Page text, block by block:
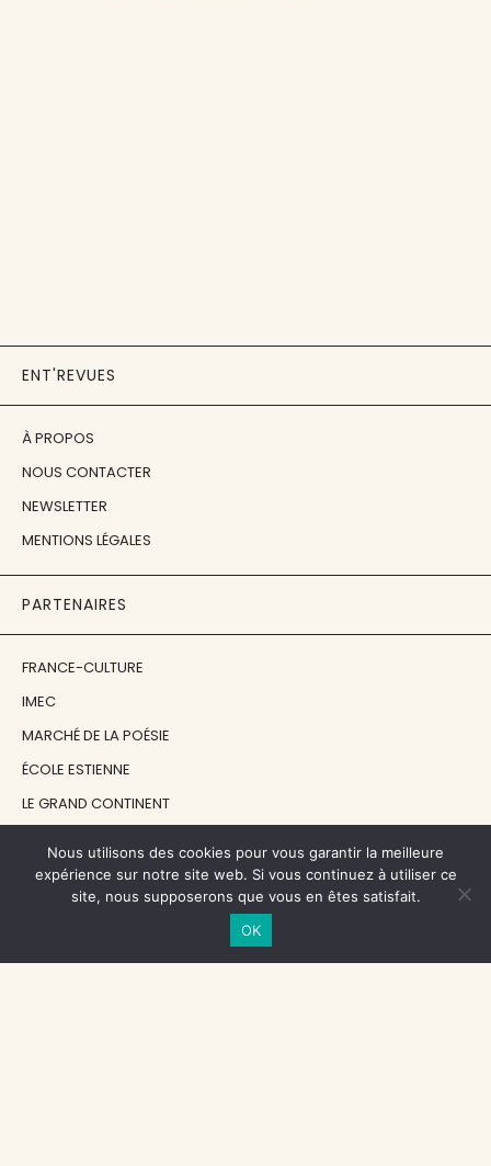
ENT'REVUES
À PROPOS
NOUS CONTACTER
NEWSLETTER
MENTIONS LÉGALES
PARTENAIRES
FRANCE-CULTURE
IMEC
MARCHÉ DE LA POÉSIE
ÉCOLE ESTIENNE
LE GRAND CONTINENT
EN ATTENDANT NADEAU
Nous utilisons des cookies pour vous garantir la meilleure
expérience sur notre site web. Si vous continuez à utiliser ce
site, nous supposerons que vous en êtes satisfait.
OK